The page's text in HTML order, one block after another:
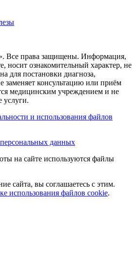
Все права защищены. Информация,
носит ознакомительный характер, не
для постановки диагноза,
заменяет консультацию или приём
медицинским учреждением и не
услуги.
и использования файлов
данных
на сайте используются файлы
сайта, вы соглашаетесь с этим.
использования файлов cookie.